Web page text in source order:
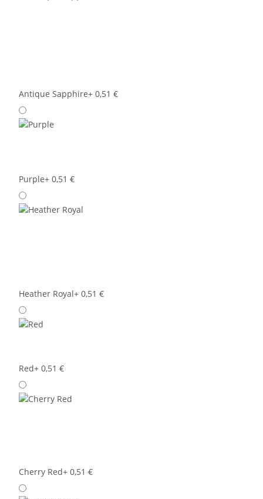
Antique Sapphire+ 0,51 €
Purple+ 0,51 €
Heather Royal+ 0,51 €
Red+ 0,51 €
Cherry Red+ 0,51 €